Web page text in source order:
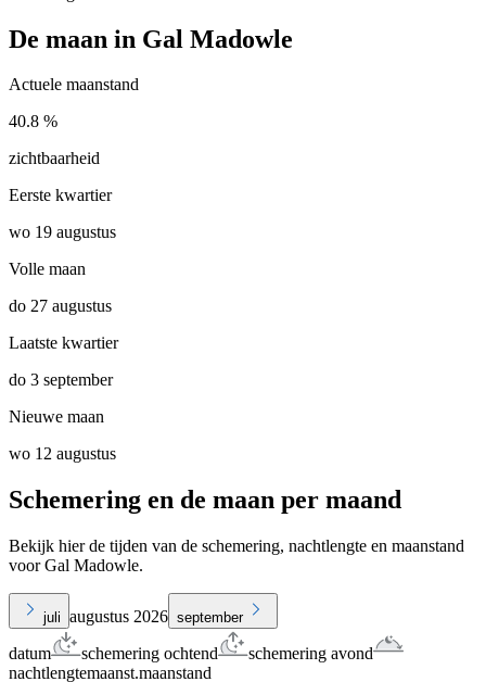
De maan in Gal Madowle
Actuele maanstand
40.8 %
zichtbaarheid
Eerste kwartier
wo 19 augustus
Volle maan
do 27 augustus
Laatste kwartier
do 3 september
Nieuwe maan
wo 12 augustus
Schemering en de maan per maand
Bekijk hier de tijden van de schemering, nachtlengte en maanstand
voor Gal Madowle.
juli augustus 2026 september
datum schemering ochtend
schemering avond
nachtlengtemaanst.maanstand